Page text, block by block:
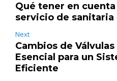
Qué tener en
servicio de
Next
Cambios de
Esencial para un
Eficiente